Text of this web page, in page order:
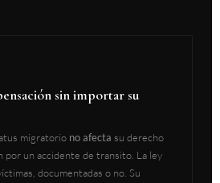
sin importar su
migratorio no afecta su derecho
por un accidente de transito. La ley
documentadas o no. Su